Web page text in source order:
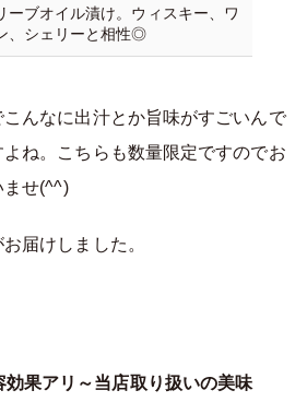
ーブオイル漬け。ウィスキー、ワ
、シェリーと相性◎
んなに出汁とか旨味がすごいんで
ね。こちらも数量限定ですのでお
ませ(^^)
届けしました。
効果アリ～当店取り扱いの美味